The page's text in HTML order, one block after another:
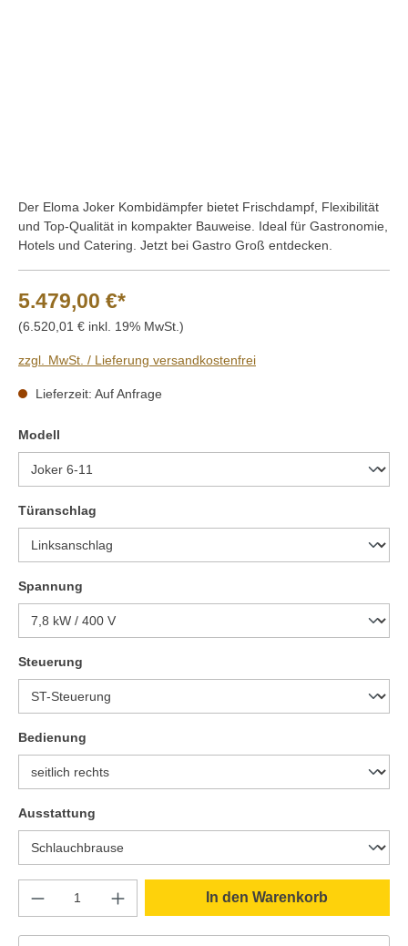
Der Eloma Joker Kombidämpfer bietet Frischdampf, Flexibilität
und Top-Qualität in kompakter Bauweise. Ideal für Gastronomie,
Hotels und Catering. Jetzt bei Gastro Groß entdecken.
5.479,00 €*
(6.520,01 € inkl. 19% MwSt.)
zzgl. MwSt. / Lieferung versandkostenfrei
Lieferzeit: Auf Anfrage
Modell
Türanschlag
Spannung
Steuerung
Bedienung
Ausstattung
Produkt Anzahl: Gib den gewünschten
In den Warenkorb